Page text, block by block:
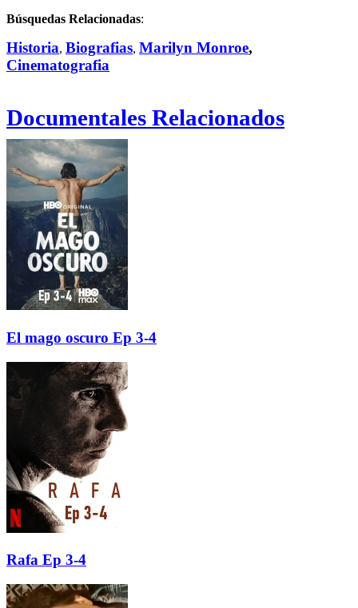
Búsquedas Relacionadas:
Historia, Biografias, Marilyn Monroe,
Cinematografia
Documentales Relacionados
El mago oscuro Ep 3-4
Rafa Ep 3-4